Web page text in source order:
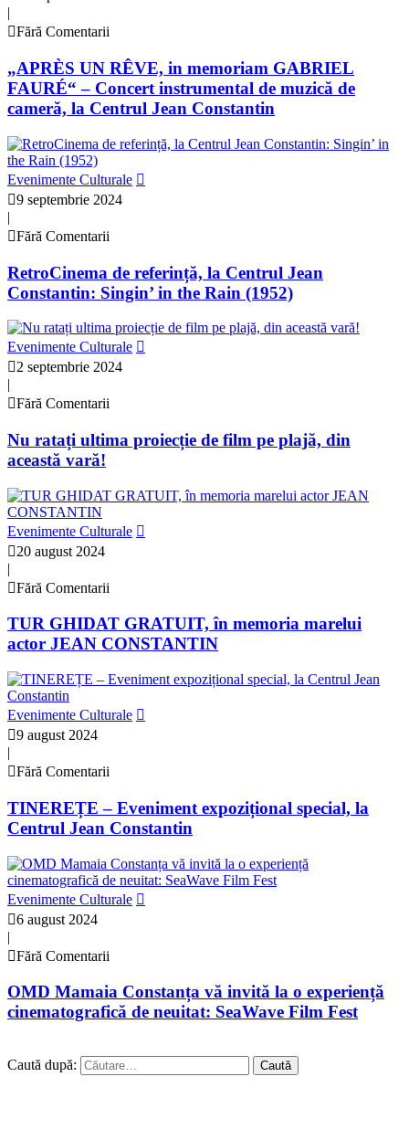
|
Fără Comentarii
„APRÈS UN RÊVE, in memoriam GABRIEL
FAURÉ“ – Concert instrumental de muzică de
cameră, la Centrul Jean Constantin
Evenimente Culturale
9 septembrie 2024
|
Fără Comentarii
RetroCinema de referință, la Centrul Jean
Constantin: Singin’ in the Rain (1952)
Evenimente Culturale
2 septembrie 2024
|
Fără Comentarii
Nu ratați ultima proiecție de film pe plajă, din
această vară!
Evenimente Culturale
20 august 2024
|
Fără Comentarii
TUR GHIDAT GRATUIT, în memoria marelui
actor JEAN CONSTANTIN
Evenimente Culturale
9 august 2024
|
Fără Comentarii
TINEREȚE – Eveniment expozițional special, la
Centrul Jean Constantin
Evenimente Culturale
6 august 2024
|
Fără Comentarii
OMD Mamaia Constanța vă invită la o experiență
cinematografică de neuitat: SeaWave Film Fest
Caută după: